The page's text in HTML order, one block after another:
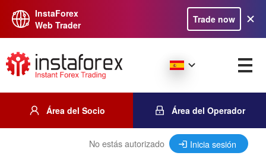
InstaForex
Web Trader
Trade now
Área del Socio Área del Operador
No estás autorizado Inicia sesión